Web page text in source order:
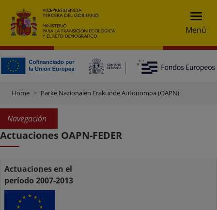
Menú
Home Parke Nazionalen Erakunde Autonomoa (OAPN)
Navegación
Actuaciones OAPN-FEDER
Actuaciones en el
período 2007-2013